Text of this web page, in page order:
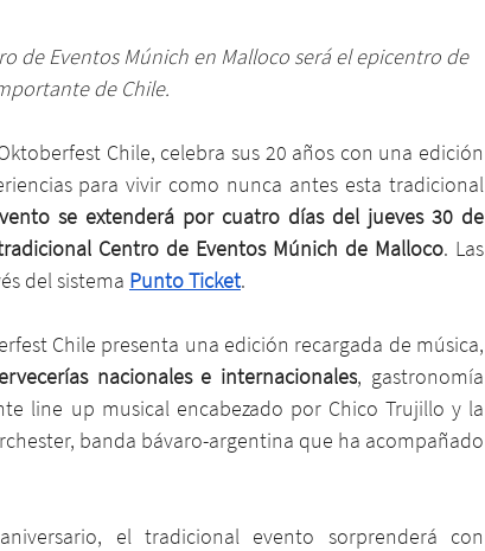
de Eventos Múnich en Malloco será el epicentro de
de Chile.
Chile, celebra sus 20 años con una edición
para vivir como nunca antes esta tradicional
se extenderá por cuatro días del jueves 30 de
Centro de Eventos Múnich de Malloco. Las
del sistema Punto Ticket.
Chile presenta una edición recargada de música,
nacionales e internacionales, gastronomía
line up musical encabezado por Chico Trujillo y la
banda bávaro-argentina que ha acompañado
el tradicional evento sorprenderá con